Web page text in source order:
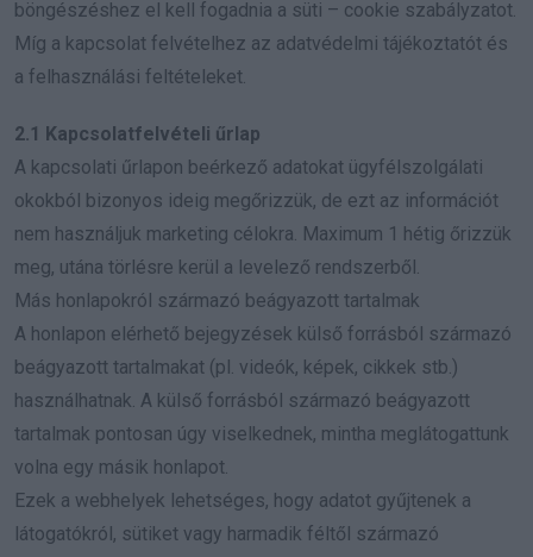
böngészéshez el kell fogadnia a süti – cookie szabályzatot.
Míg a kapcsolat felvételhez az adatvédelmi tájékoztatót és
a felhasználási feltételeket.
2.1 Kapcsolatfelvételi űrlap
A kapcsolati űrlapon beérkező adatokat ügyfélszolgálati
okokból bizonyos ideig megőrizzük, de ezt az információt
nem használjuk marketing célokra. Maximum 1 hétig őrizzük
meg, utána törlésre kerül a levelező rendszerből.
Más honlapokról származó beágyazott tartalmak
A honlapon elérhető bejegyzések külső forrásból származó
beágyazott tartalmakat (pl. videók, képek, cikkek stb.)
használhatnak. A külső forrásból származó beágyazott
tartalmak pontosan úgy viselkednek, mintha meglátogattunk
volna egy másik honlapot.
Ezek a webhelyek lehetséges, hogy adatot gyűjtenek a
látogatókról, sütiket vagy harmadik féltől származó